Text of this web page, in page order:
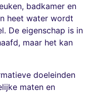
badkamer en
heet water wordt
De eigenschap is in
maar het kan
doeleinden
maten en